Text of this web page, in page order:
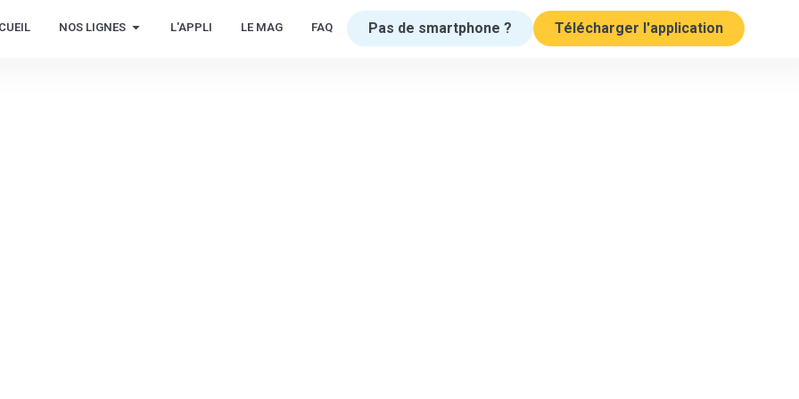
NOS LIGNES L'APPLI LE MAG FAQ Pas de smartphone ? Télécharger l'application